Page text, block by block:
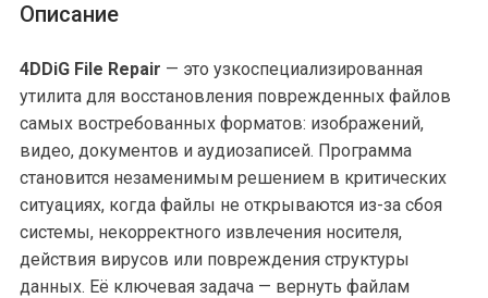
Описание
4DDiG File Repair — это узкоспециализированная
утилита для восстановления поврежденных файлов
самых востребованных форматов: изображений,
видео, документов и аудиозаписей. Программа
становится незаменимым решением в критических
ситуациях, когда файлы не открываются из-за сбоя
системы, некорректного извлечения носителя,
действия вирусов или повреждения структуры
данных. Её ключевая задача — вернуть файлам